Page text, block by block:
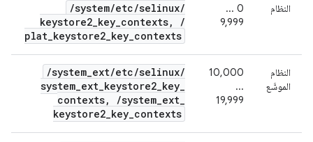
النظام
0 ...
9,999
/system/etc/selinux/
keystore2_key_contexts,
/
plat_keystore2_key_contexts
النظام
الموسَّع
10,000
...
19,999
/system_ext/etc/selinux/
system_ext_keystore2_key_
contexts, /system_ext_
keystore2_key_contexts